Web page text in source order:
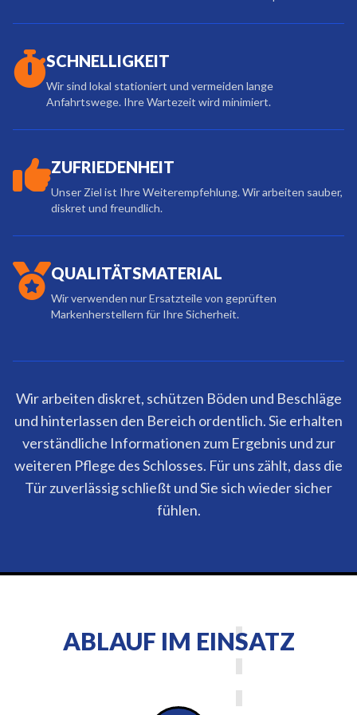
SCHNELLIGKEIT
Wir sind lokal stationiert und vermeiden lange
Anfahrtswege. Ihre Wartezeit wird minimiert.
ZUFRIEDENHEIT
Unser Ziel ist Ihre Weiterempfehlung. Wir arbeiten sauber,
diskret und freundlich.
QUALITÄTSMATERIAL
Wir verwenden nur Ersatzteile von geprüften
Markenherstellern für Ihre Sicherheit.
Wir arbeiten diskret, schützen Böden und Beschläge
und hinterlassen den Bereich ordentlich. Sie erhalten
verständliche Informationen zum Ergebnis und zur
weiteren Pflege des Schlosses. Für uns zählt, dass die
Tür zuverlässig schließt und Sie sich wieder sicher
fühlen.
ABLAUF IM EINSATZ